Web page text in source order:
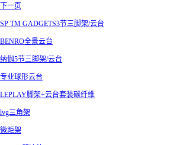
下一页
SP TM GADGETS3节三脚架/云台
BENRO全景云台
纳伽5节三脚架/云台
专业球形云台
LEPLAY脚架+云台套装碳纤维
lvg三角架
微距架